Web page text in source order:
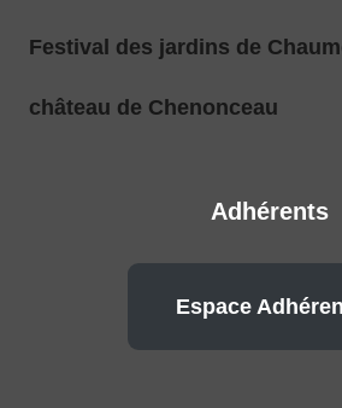
Festival des jardins de
château de Chenonceau
Adhérents
Espace